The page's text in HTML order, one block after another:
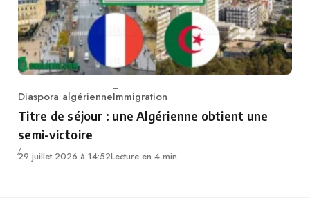
Category
Diaspora algérienneImmigration
Titre de séjour : une Algérienne obtient une
semi-victoire
29 juillet 2026 à 14:52Lecture en 4 min